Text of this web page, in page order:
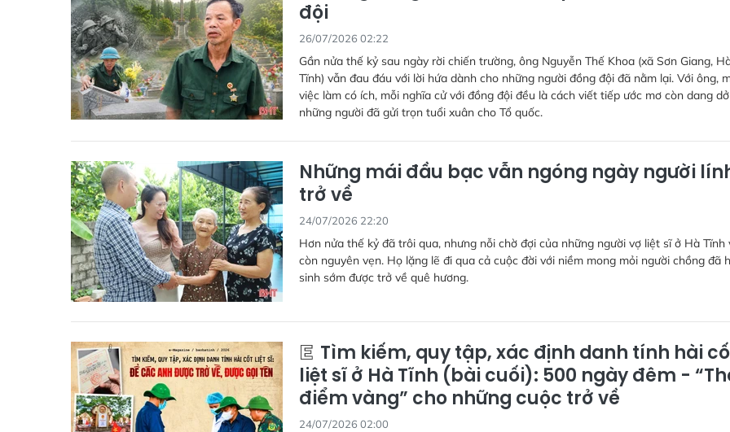
đội
26/07/2026 02:22
Gần nửa thế kỷ sau ngày rời chiến trường, ông Nguyễn Thế Khoa (xã Sơn Giang,
Tĩnh) vẫn đau đáu với lời hứa dành cho những người đồng đội đã nằm lại. Với ông,
việc làm có ích, mỗi nghĩa cử với đồng đội đều là cách viết tiếp ước mơ còn dang
những người đã gửi trọn tuổi xuân cho Tổ quốc.
Những mái đầu bạc vẫn ngóng ngày người
trở về
24/07/2026 22:20
Hơn nửa thế kỷ đã trôi qua, nhưng nỗi chờ đợi của những người vợ liệt sĩ ở Hà Tĩnh
còn nguyên vẹn. Họ lặng lẽ đi qua cả cuộc đời với niềm mong mỏi người chồng đã
sinh sớm được trở về quê hương.
Tìm kiếm, quy tập, xác định danh tính hài
liệt sĩ ở Hà Tĩnh (bài cuối): 500 ngày đêm -
điểm vàng” cho những cuộc trở về
24/07/2026 02:00